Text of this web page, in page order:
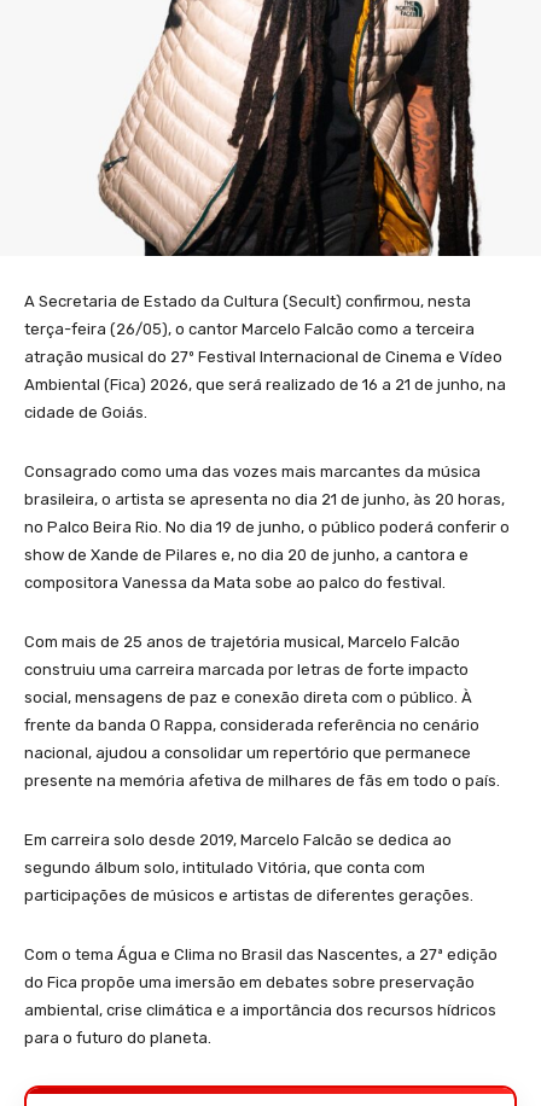
A Secretaria de Estado da Cultura (Secult) confirmou, nesta
terça-feira (26/05), o cantor Marcelo Falcão como a terceira
atração musical do 27º Festival Internacional de Cinema e Vídeo
Ambiental (Fica) 2026, que será realizado de 16 a 21 de junho, na
cidade de Goiás.
Consagrado como uma das vozes mais marcantes da música
brasileira, o artista se apresenta no dia 21 de junho, às 20 horas,
no Palco Beira Rio. No dia 19 de junho, o público poderá conferir o
show de Xande de Pilares e, no dia 20 de junho, a cantora e
compositora Vanessa da Mata sobe ao palco do festival.
Com mais de 25 anos de trajetória musical, Marcelo Falcão
construiu uma carreira marcada por letras de forte impacto
social, mensagens de paz e conexão direta com o público. À
frente da banda O Rappa, considerada referência no cenário
nacional, ajudou a consolidar um repertório que permanece
presente na memória afetiva de milhares de fãs em todo o país.
Em carreira solo desde 2019, Marcelo Falcão se dedica ao
segundo álbum solo, intitulado Vitória, que conta com
participações de músicos e artistas de diferentes gerações.
Com o tema Água e Clima no Brasil das Nascentes, a 27ª edição
do Fica propõe uma imersão em debates sobre preservação
ambiental, crise climática e a importância dos recursos hídricos
para o futuro do planeta.